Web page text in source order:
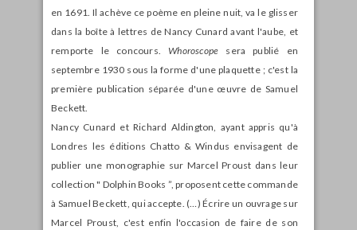
en 1691. Il achève ce poème en pleine nuit, va le glisser
dans la boîte à lettres de Nancy Cunard avant l'aube, et
remporte le concours.Whoroscope sera publié en
septembre 1930 sous la forme d'une plaquette ; c'est la
première publication séparée d'une œuvre de Samuel
Beckett.
Nancy Cunard et Richard Aldington, ayant appris qu'à
Londres les éditions Chatto & Windus envisagent de
publier une monographie sur Marcel Proust dans leur
collection " Dolphin Books ”, proposent cette commande
à Samuel Beckett, qui accepte. (…) Écrire un ouvrage sur
Marcel Proust, c'est enfin l'occasion de faire de son